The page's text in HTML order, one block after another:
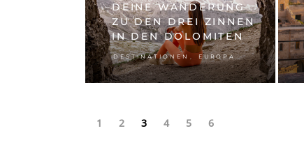
DEINE WANDERUNG
ZU DEN DREI ZINNEN
IN DEN DOLOMITEN
DESTINATIONEN EUROPA
1 2 3 4 5 6